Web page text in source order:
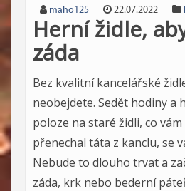
maho125 22.07.2022
Herní židle,
záda
Bez kvalitní kancelářské
neobejdete. Sedět hodiny a
poloze na staré židli, co
přenechal táta z kanclu, se
Nebude to dlouho trvat a
záda, krk nebo bederní